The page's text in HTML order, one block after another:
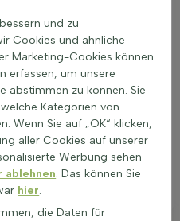
gedeiht am besten an einem
Ein gut durchlässiger
vermieden werden
Erde, die
ist. Ein geschützter Platz, der
das gesunde Wachstum
Standortwahl führt zu einer
kräftigen, kompakten
eignet sich hervorragend für
Pflanzgefäßen und bietet das
Anblick.
und zu
Cookies und ähnliche
Marketing-Cookies können
erfassen, um unsere
abstimmen zu können. Sie
Kategorien von
Wenn Sie auf „OK“ klicken,
aller Cookies auf unserer
Werbung sehen
ablehnen. Das können Sie
hier.
die Daten für